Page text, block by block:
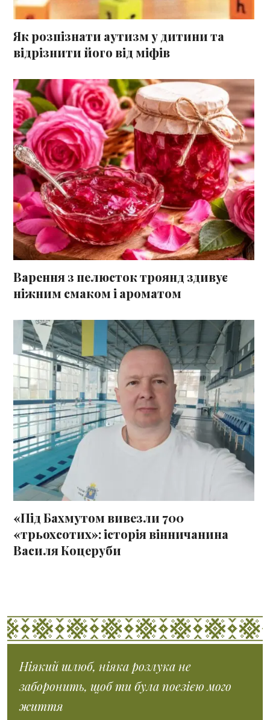
Як розпізнати аутизм у дитини та
відрізнити його від міфів
Варення з пелюсток троянд здивує
ніжним смаком і ароматом
«Під Бахмутом вивезли 700
«трьохсотих»: історія вінничанина
Василя Коцеруби
Ніякий шлюб, ніяка розлука не
заборонить, щоб ти була поезією мого
життя